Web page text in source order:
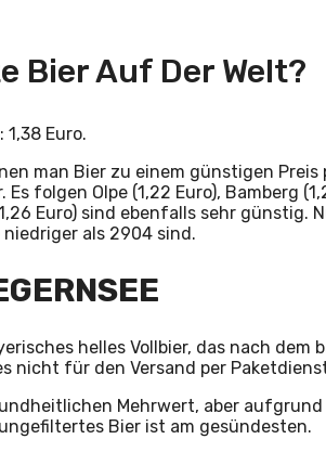
Bier Auf Der Welt?
Euro.
man Bier zu einem günstigen
folgen Olpe (1,22 Euro), Bamberg
Euro) sind ebenfalls sehr günstig.
als 2904 sind.
helles Vollbier, das nach
nicht für den Versand per
Mehrwert, aber aufgrund
Bier ist am gesündesten.